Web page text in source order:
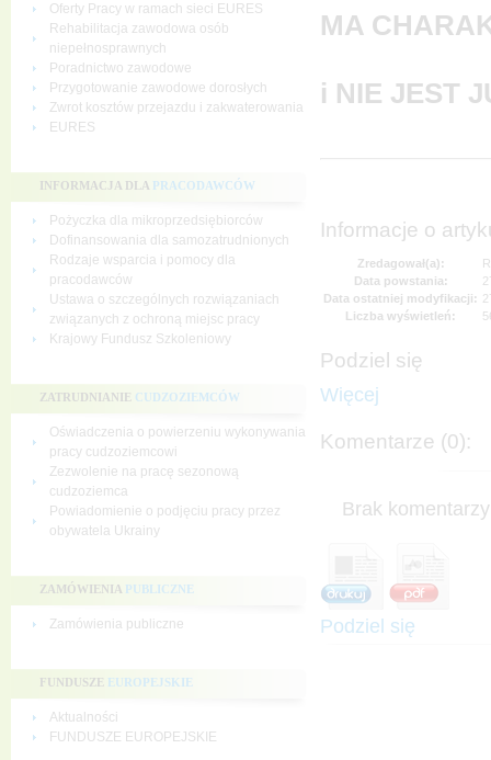
Oferty Pracy w ramach sieci EURES
Rehabilitacja zawodowa osób
niepełnosprawnych
Poradnictwo zawodowe
Przygotowanie zawodowe dorosłych
Zwrot kosztów przejazdu i zakwaterowania
EURES
INFORMACJA DLA PRACODAWCÓW
Pożyczka dla mikroprzedsiębiorców
Dofinansowania dla samozatrudnionych
Rodzaje wsparcia i pomocy dla
pracodawców
Ustawa o szczególnych rozwiązaniach
związanych z ochroną miejsc pracy
Krajowy Fundusz Szkoleniowy
ZATRUDNIANIE CUDZOZIEMCÓW
Oświadczenia o powierzeniu wykonywania
pracy cudzoziemcowi
Zezwolenie na pracę sezonową
cudzoziemca
Powiadomienie o podjęciu pracy przez
obywatela Ukrainy
ZAMÓWIENIA PUBLICZNE
Zamówienia publiczne
FUNDUSZE EUROPEJSKIE
Aktualności
FUNDUSZE EUROPEJSKIE
MA
i NIE JEST
Informacje o
Zredagował(a):
Data powstania:
Data ostatniej modyfikacji:
Liczba wyświetleń:
Podziel się
Więcej
Komentarze (0):
Brak
Podziel się